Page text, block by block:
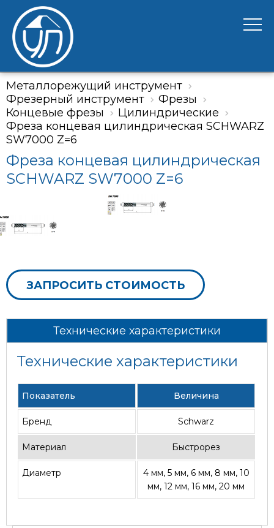
Металлорежущий инструмент
Фрезерный инструмент
Фрезы
Концевые фрезы
Цилиндрические
Фреза концевая цилиндрическая SCHWARZ
SW7000 Z=6
Фреза концевая цилиндрическая
SCHWARZ SW7000 Z=6
ЗАПРОСИТЬ СТОИМОСТЬ
Технические характеристики
Технические характеристики
Показатель Величина
Бренд Schwarz
Материал Быстрорез
Диаметр
4 мм, 5 мм, 6 мм, 8 мм, 10
мм, 12 мм, 16 мм, 20 мм